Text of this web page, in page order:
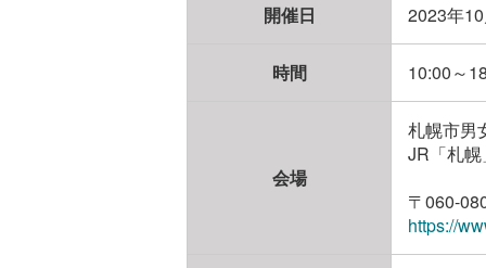
開催日 2023年
時間 10:00～
会場
札幌市
JR「札
〒060-
https://